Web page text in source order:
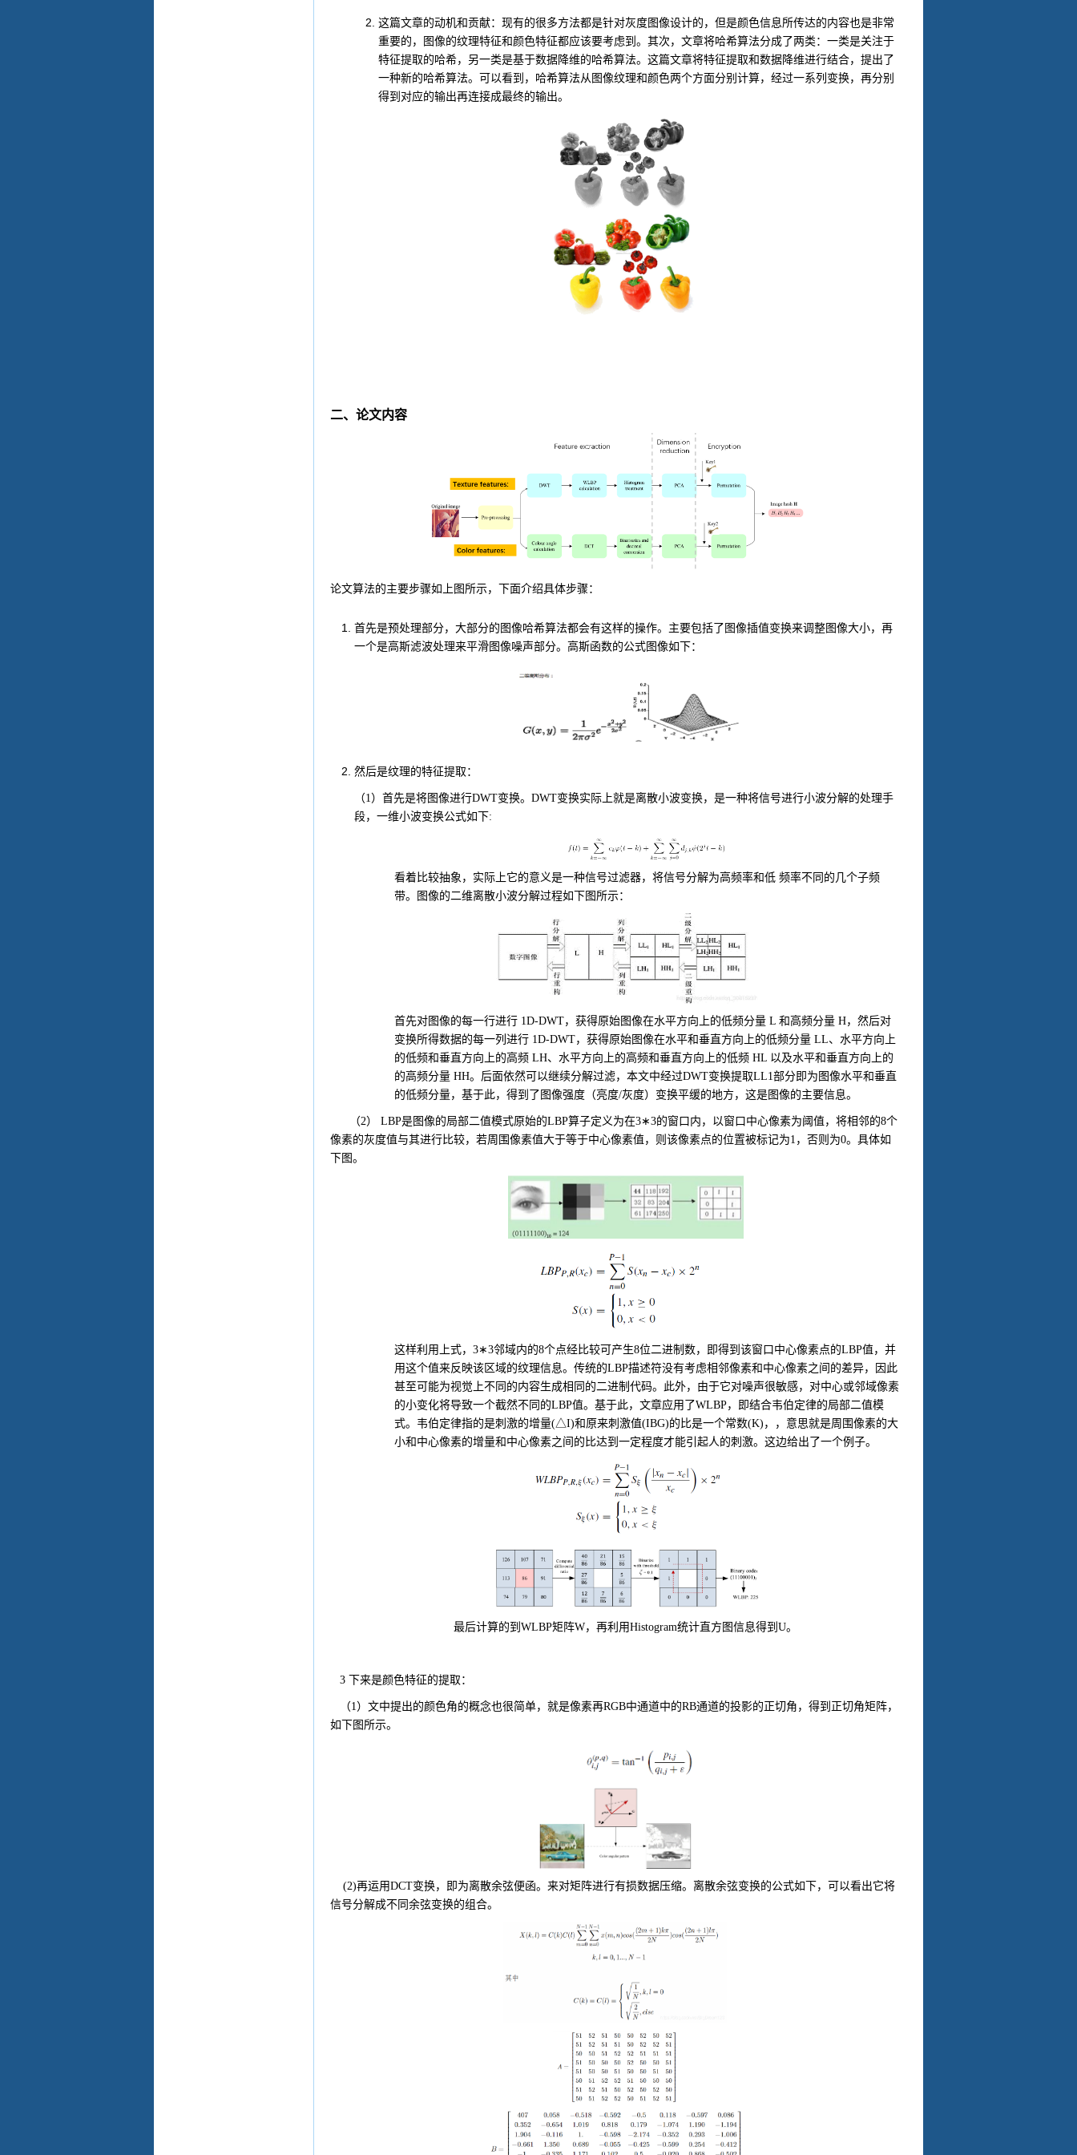
这篇文章的动机和贡献： 现有的很多方法都是针对灰度图像设计的，但是颜色信息所传达的内容也是非常
重要的，图像的纹理特征和颜色特征都应该要考虑到。其次，文章将哈希算法分成了两类：一类是关注于
特征提取的哈希，另一类是基于数据降维的哈希算法。这篇文章将特征提取和数据降维进行结合，提出了
一种新的哈希算法。可以看到，哈希算法从图像纹理和颜色两个方面分别计算，经过一系列变换，再分别
得到对应的输出再连接成最终的输出。
二、论文内容
论文算法的主要步骤如上图所示，下面介绍具体步骤：
首先是预处理部分，大部分的图像哈希算法都会有这样的操作。主要包括了图像插值变换来调整图像大小，再
一个是高斯滤波处理来平滑图像噪声部分。高斯函数的公式图像如下：
然后是纹理的特征提取：
（1）首先是将图像进行DWT变换。 DWT变换实际上就是离散小波变换，是一种将信号进行小波分解的处理手
段，一维小波变换公式如下:
看着比较抽象，实际上它的意义是一种信号过滤器，将信号分解为高频率和低 频率不同的几个子频
带。图像的二维离散小波分解过程如下图所示：
首先对图像的每一行进行 1D-DWT，获得原始图像在水平方向上的低频分量 L 和高频分量 H，然后对
变换所得数据的每一列进行 1D-DWT，获得原始图像在水平和垂直方向上的低频分量 LL、水平方向上
的低频和垂直方向上的高频 LH、水平方向上的高频和垂直方向上的低频 HL 以及水平和垂直方向上的
的高频分量 HH。后面依然可以继续分解过滤，本文中经过DWT变换提取LL1部分即为图像水平和垂直
的低频分量，基于此， 得到了图像强度（亮度/灰度）变换平缓的地方，这是图像的主要信息。
（2） LBP是图像的局部二值模式原始的LBP算子定义为在3∗3的窗口内，以窗口中心像素为阈值，将相邻的8个
像素的灰度值与其进行比较，若周围像素值大于等于中心像素值，则该像素点的位置被标记为1 ，否则为0。具体如
下图。
这样利用上式， 3∗3邻域内的8个点经比较可产生8位二进制数，即得到该窗口中心像素点的LBP值，并
用这个值来反映该区域的纹理信息。 传统的LBP描述符没有考虑相邻像素和中心像素之间的差异，因此
甚至可能为视觉上不同的内容生成相同的二进制代码。此外，由于它对噪声很敏感，对中心或邻域像素
的小变化将导致一个截然不同的LBP值。基于此，文章应用了WLBP，即结合韦伯定律的局部二值模
式。韦伯定律指的是刺激的增量(△I)和原来刺激值(IBG)的比是一个常数(K) ， ， 意思就是周围像素的大
小和中心像素的增量和中心像素之间的比达到一定程度才能引起人的刺激。这边给出了一个例子。
最后计算的到WLBP矩阵W，再利用Histogram统计直方图信息得到U。
3 下来是颜色特征的提取：
（1）文中提出的颜色角的概念也很简单，就是像素再RGB中通道中的RB通道的投影的正切角，得到正切角矩阵，
如下图所示。
(2)再运用DCT变换，即为离散余弦便函。来对矩阵进行有损数据压缩。离散余弦变换的公式如下，可以看出它将
信号分解成不同余弦变换的组合。